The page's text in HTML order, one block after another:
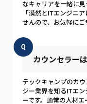
なキャリアを一緒に見
「漠然とITエンジニ
せんので、お気軽にご
Q
カウンセラー
テックキャンプのカ
ジー業界を知るITエ
ーです。通常の人材